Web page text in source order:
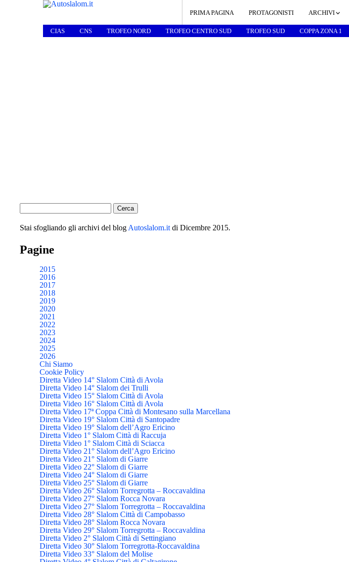
PRIMA PAGINA PROTAGONISTI ARCHIVI
CIAS CNS TROFEO NORD TROFEO CENTRO SUD TROFEO SUD COPPA ZONA 1
Stai sfogliando gli archivi del blog Autoslalom.it di Dicembre 2015.
Pagine
2015
2016
2017
2018
2019
2020
2021
2022
2023
2024
2025
2026
Chi Siamo
Cookie Policy
Diretta Video 14° Slalom Città di Avola
Diretta Video 14° Slalom dei Trulli
Diretta Video 15° Slalom Città di Avola
Diretta Video 16° Slalom Città di Avola
Diretta Video 17ª Coppa Città di Montesano sulla Marcellana
Diretta Video 19° Slalom Città di Santopadre
Diretta Video 19° Slalom dell’Agro Ericino
Diretta Video 1° Slalom Città di Raccuja
Diretta Video 1° Slalom Città di Sciacca
Diretta Video 21° Slalom dell’Agro Ericino
Diretta Video 21° Slalom di Giarre
Diretta Video 22° Slalom di Giarre
Diretta Video 24° Slalom di Giarre
Diretta Video 25° Slalom di Giarre
Diretta Video 26° Slalom Torregrotta – Roccavaldina
Diretta Video 27° Slalom Rocca Novara
Diretta Video 27° Slalom Torregrotta – Roccavaldina
Diretta Video 28° Slalom Città di Campobasso
Diretta Video 28° Slalom Rocca Novara
Diretta Video 29° Slalom Torregrotta – Roccavaldina
Diretta Video 2° Slalom Città di Settingiano
Diretta Video 30° Slalom Torregrotta-Roccavaldina
Diretta Video 33° Slalom del Molise